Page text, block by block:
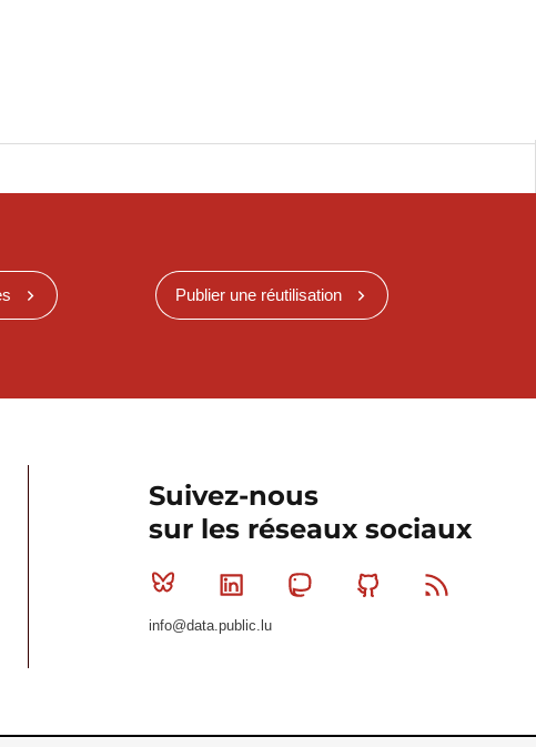
Publier une réutilisation
Suivez-nous
sur les réseaux sociaux
Bluesky Linkedin MastodonGithub
info@data.public.lu